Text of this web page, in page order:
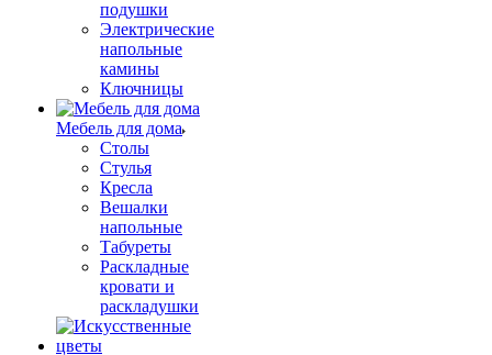
подушки
Электрические
напольные
камины
Ключницы
Мебель для дома
Столы
Стулья
Кресла
Вешалки
напольные
Табуреты
Раскладные
кровати и
раскладушки